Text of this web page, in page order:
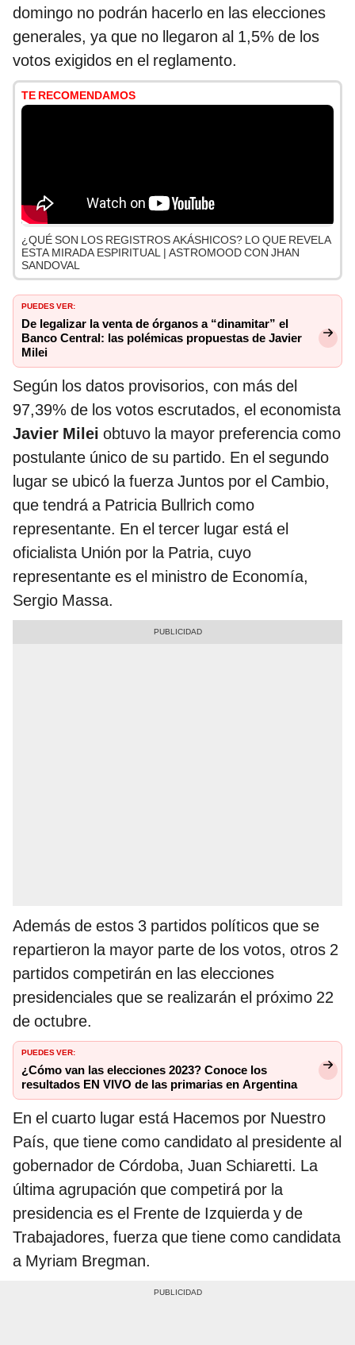
domingo no podrán hacerlo en las elecciones
generales, ya que no llegaron al 1,5% de los
votos exigidos en el reglamento.
TE RECOMENDAMOS
¿QUÉ SON LOS REGISTROS AKÁSHICOS? LO QUE REVELA
ESTA MIRADA ESPIRITUAL | ASTROMOOD CON JHAN
SANDOVAL
PUEDES VER:
De legalizar la venta de órganos a “dinamitar” el
Banco Central: las polémicas propuestas de Javier
Milei
Según los datos provisorios, con más del
97,39% de los votos escrutados, el economista
Javier Milei obtuvo la mayor preferencia como
postulante único de su partido. En el segundo
lugar se ubicó la fuerza Juntos por el Cambio,
que tendrá a Patricia Bullrich como
representante. En el tercer lugar está el
oficialista Unión por la Patria, cuyo
representante es el ministro de Economía,
Sergio Massa.
Además de estos 3 partidos políticos que se
repartieron la mayor parte de los votos, otros 2
partidos competirán en las elecciones
presidenciales que se realizarán el próximo 22
de octubre.
PUEDES VER:
¿Cómo van las elecciones 2023? Conoce los
resultados EN VIVO de las primarias en Argentina
En el cuarto lugar está Hacemos por Nuestro
País, que tiene como candidato al presidente al
gobernador de Córdoba, Juan Schiaretti. La
última agrupación que competirá por la
presidencia es el Frente de Izquierda y de
Trabajadores, fuerza que tiene como candidata
a Myriam Bregman.